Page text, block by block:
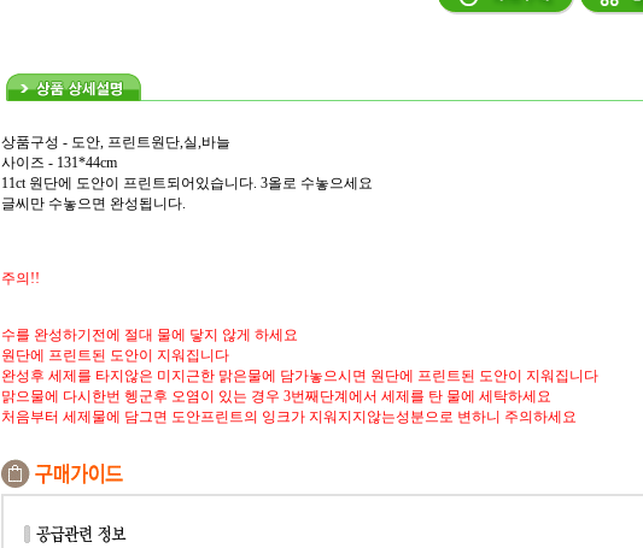
상품구성 - 도안, 프린트원단,실,바늘
사이즈 - 131*44cm
11ct 원단에 도안이 프린트되어있습니다. 3올로 수놓으세요
글씨만 수놓으면 완성됩니다.
주의!!
수를 완성하기전에 절대 물에 닿지 않게 하세요
원단에 프린트된 도안이 지워집니다
완성후 세제를 타지않은 미지근한 맑은물에 담가놓으시면 원단에 프린트된 도안이 지워집니다
맑으물에 다시한번 헹군후 오염이 있는 경우 3번째단계에서 세제를 탄 물에 세탁하세요
처음부터 세제물에 담그면 도안프린트의 잉크가 지워지지않는성분으로 변하니 주의하세요